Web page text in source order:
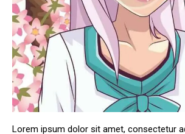
Lorem ipsum dolor sit amet, consectetur